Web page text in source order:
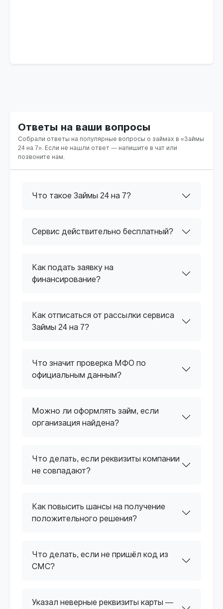
Ответы на ваши вопросы
Собрали ответы на популярные вопросы о займах в «Займы
24 на 7». Если не нашли ответ — напишите в чат или
позвоните нам.
Что такое Займы 24 на 7?
Сервис действительно бесплатный?
Как подать заявку на
финансирование?
Как отписаться от рассылки сервиса
Займы 24 на 7?
Что значит проверка МФО по
официальным данным?
Можно ли оформлять займ, если
организация найдена?
Что делать, если реквизиты компании
не совпадают?
Как повысить шансы на получение
положительного решения?
Что делать, если не пришёл код из
СМС?
Указал неверные реквизиты карты —